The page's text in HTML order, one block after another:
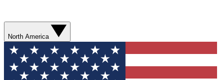
North America